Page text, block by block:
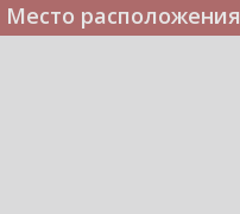
Место расположения